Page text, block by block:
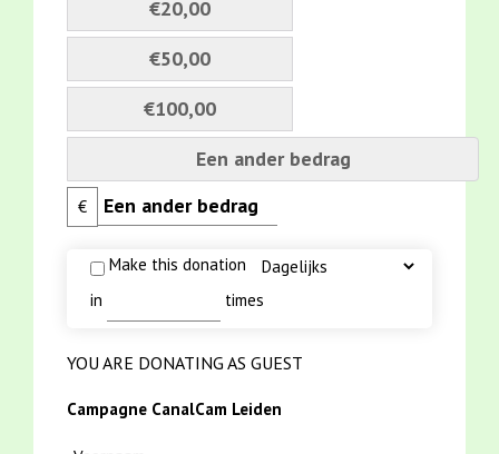
€20,00
€50,00
€100,00
Een ander bedrag
€
Make this donation
in
times
YOU ARE DONATING AS GUEST
Campagne CanalCam Leiden